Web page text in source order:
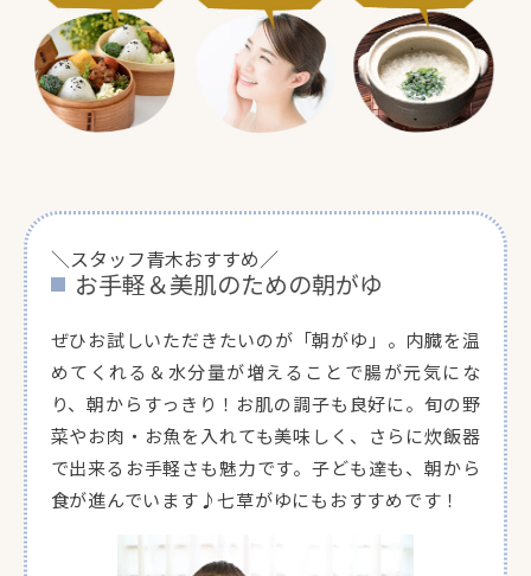
＼スタッフ青木おすすめ／
お手軽＆美肌のための朝がゆ
ぜひお試しいただきたいのが「朝がゆ」。内臓を温
めてくれる＆水分量が増えることで腸が元気にな
り、朝からすっきり！お肌の調子も良好に。旬の野
菜やお肉・お魚を入れても美味しく、さらに炊飯器
で出来るお手軽さも魅力です。子ども達も、朝から
食が進んでいます♪七草がゆにもおすすめです！